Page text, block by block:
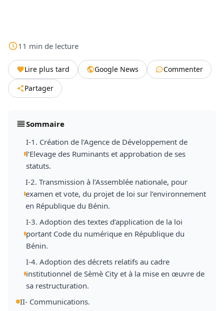
11 min de lecture
Lire plus tard Google News
Commenter
Partager
Sommaire
I-1. Création de l’Agence de Développement de
l’Elevage des Ruminants et approbation de ses
statuts.
I-2. Transmission à l’Assemblée nationale, pour
examen et vote, du projet de loi sur l’environnement
en République du Bénin.
I-3. Adoption des textes d’application de la loi
portant Code du numérique en République du
Bénin.
I-4. Adoption des décrets relatifs au cadre
institutionnel de Sèmè City et à la mise en œuvre de
sa restructuration.
II- Communications.